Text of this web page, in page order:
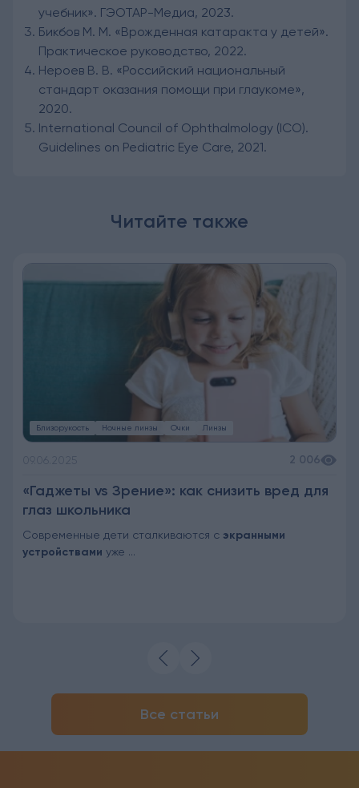
учебник». ГЭОТАР-Медиа, 2023.
Бикбов М. М. «Врожденная катаракта у детей».
Практическое руководство, 2022.
Нероев В. В. «Российский национальный
стандарт оказания помощи при глаукоме»,
2020.
International Council of Ophthalmology (ICO).
Guidelines on Pediatric Eye Care, 2021.
Читайте также
Близорукость Ночные линзы Очки Линзы
2 006
«Гаджеты vs Зрение»: как снизить вред для
глаз школьника
Современные дети сталкиваются с экранными
устройствами уже ...
Все статьи